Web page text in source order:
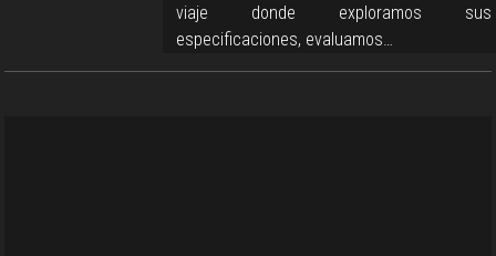
viaje donde exploramos sus
especificaciones, evaluamos…